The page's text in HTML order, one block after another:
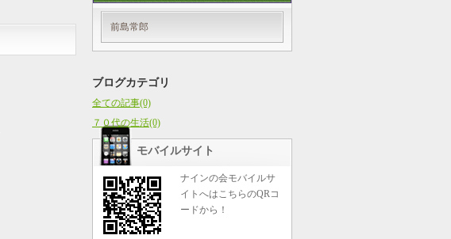
前島常郎
ブログカテゴリ
全ての記事(0)
７０代の生活(0)
モバイルサイト
ナインの会モバイルサ
イトへはこちらのQRコ
ードから！